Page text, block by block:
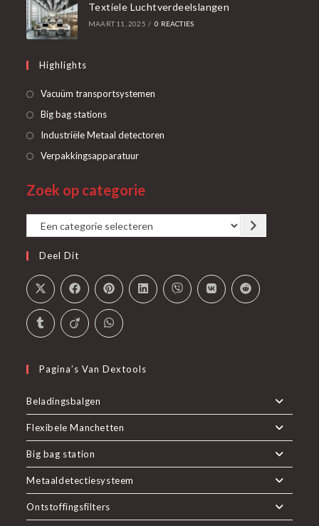
Textiele Luchtverdeelslangen
MAART 11, 2025 / 0 REACTIES
Highlights
Vacuüm transportsystemen
Big bag stationsOpent
in
Industriële Metaal detectoren
VerpakkingsapparatuurOpent
een
tab
Zoek op categorie
Een
categorie
selecteren
Deel Dit
Pagina’s Van Dextools
Beladingsbalgen
Flexibele Manchetten
Big bag station
Metaaldetectiesysteem
Ontstoffingsfilters